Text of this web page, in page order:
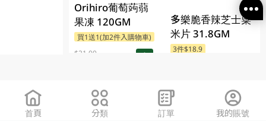
Orihiro葡萄蒟蒻
果凍 120GM
$21.00
多樂脆香辣芝士粟
米片 31.8GM
3件$18.9
首頁 分類 訂單 我的賬號